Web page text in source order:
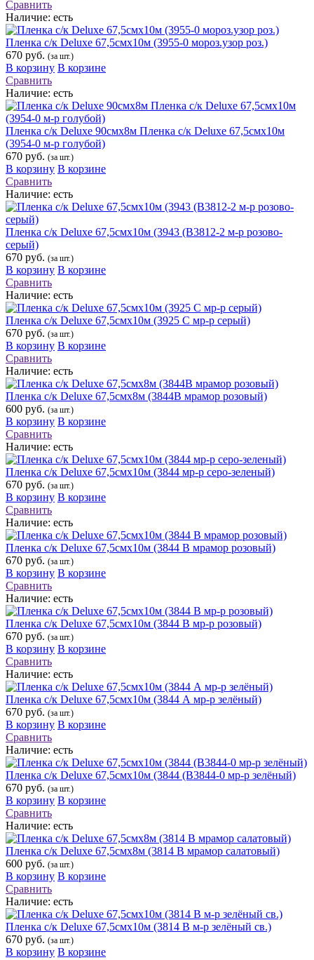
Сравнить
Наличие: есть
Пленка с/к Deluxe 67,5смх10м (3955-0 мороз.узор роз.)
670 руб. (за шт.)
В корзину В корзине
Сравнить
Наличие: есть
Пленка с/к Deluxe 90смх8м Пленка с/к Deluxe 67,5смх10м
(3954-0 м-р голубой)
670 руб. (за шт.)
В корзину В корзине
Сравнить
Наличие: есть
Пленка с/к Deluxe 67,5смх10м (3943 (В3812-2 м-р розово-
серый)
670 руб. (за шт.)
В корзину В корзине
Сравнить
Наличие: есть
Пленка с/к Deluxe 67,5смх10м (3925 С мр-р серый)
670 руб. (за шт.)
В корзину В корзине
Сравнить
Наличие: есть
Пленка с/к Deluxe 67,5смх8м (3844В мрамор розовый)
600 руб. (за шт.)
В корзину В корзине
Сравнить
Наличие: есть
Пленка с/к Deluxe 67,5смх10м (3844 мр-р серо-зеленый)
670 руб. (за шт.)
В корзину В корзине
Сравнить
Наличие: есть
Пленка с/к Deluxe 67,5смх10м (3844 В мрамор розовый)
670 руб. (за шт.)
В корзину В корзине
Сравнить
Наличие: есть
Пленка с/к Deluxe 67,5смх10м (3844 В мр-р розовый)
670 руб. (за шт.)
В корзину В корзине
Сравнить
Наличие: есть
Пленка с/к Deluxe 67,5смх10м (3844 А мр-р зелёный)
670 руб. (за шт.)
В корзину В корзине
Сравнить
Наличие: есть
Пленка с/к Deluxe 67,5смх10м (3844 (В3844-0 мр-р зелёный)
670 руб. (за шт.)
В корзину В корзине
Сравнить
Наличие: есть
Пленка с/к Deluxe 67,5смх8м (3814 В мрамор салатовый)
600 руб. (за шт.)
В корзину В корзине
Сравнить
Наличие: есть
Пленка с/к Deluxe 67,5смх10м (3814 В м-р зелёный св.)
670 руб. (за шт.)
В корзину В корзине